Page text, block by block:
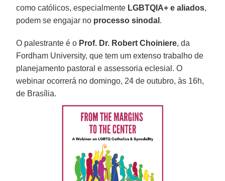
como católicos, especialmente LGBTQIA+ e aliados,
podem se engajar no processo sinodal .
O palestrante é o Prof. Dr. Robert Choiniere, da
Fordham University, que tem um extenso trabalho de
planejamento pastoral e assessoria eclesial. O
webinar ocorrerá no domingo, 24 de outubro, às 16h,
de Brasília.